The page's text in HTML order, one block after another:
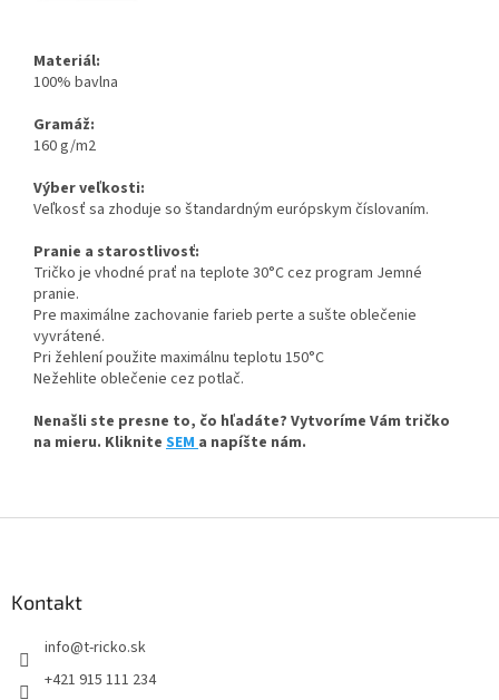
Materiál:
100% bavlna
Gramáž:
160 g/m2
Výber veľkosti:
Veľkosť sa zhoduje so štandardným európskym číslovaním.
Pranie a starostlivosť:
Tričko je vhodné prať na teplote 30°C cez program Jemné
pranie.
Pre maximálne zachovanie farieb perte a sušte oblečenie
vyvrátené.
Pri žehlení použite maximálnu teplotu 150°C
Nežehlite oblečenie cez potlač.
Nenašli ste presne to, čo hľadáte? Vytvoríme Vám tričko
na mieru. Kliknite SEMa napíšte nám.
Kontakt
info@t-ricko.sk
+421 915 111 234